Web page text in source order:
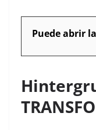
Puede abrir